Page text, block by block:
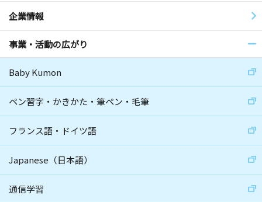
企業情報
事業・活動の広がり
Baby Kumon
ペン習字・かきかた・筆ペン・毛筆
フランス語・ドイツ語
Japanese（日本語）
通信学習